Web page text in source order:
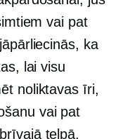
vai pat
ka
lai visu
noliktavas īri,
vai pat
telpā.